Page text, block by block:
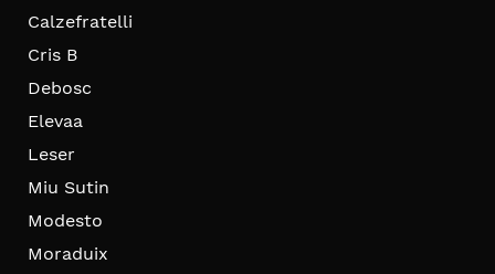
Calzefratelli
Cris B
Debosc
Elevaa
Leser
Miu Sutin
Modesto
Moraduix